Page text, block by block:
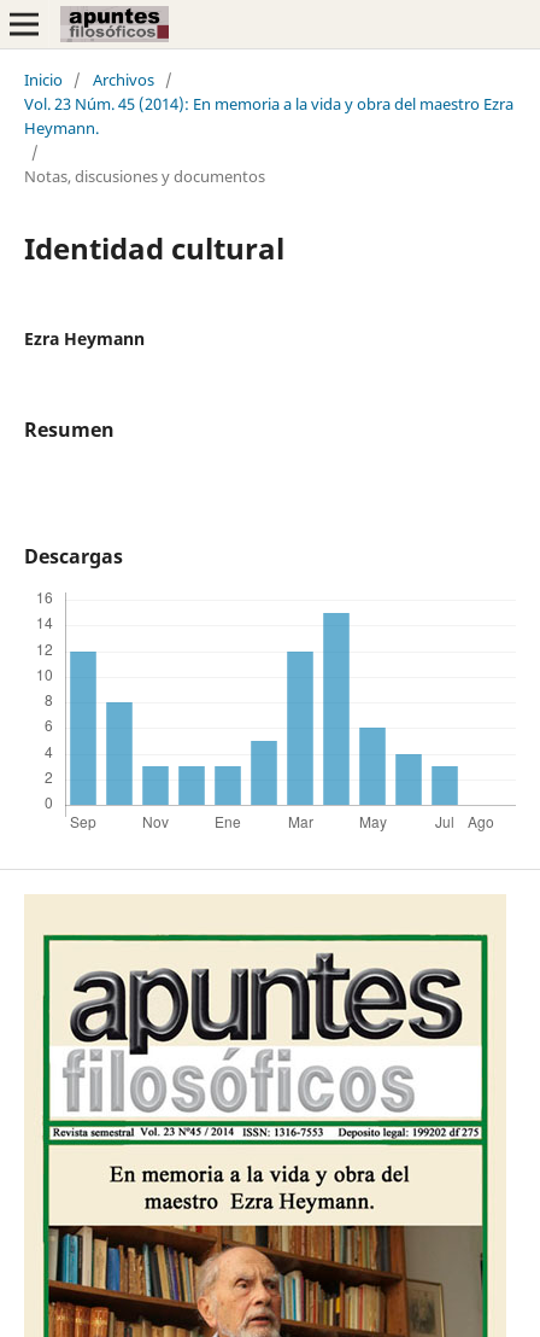
Inicio / Archivos /
Vol. 23 Núm. 45 (2014): En memoria a la vida y obra del maestro Ezra
Heymann.
/
Notas, discusiones y documentos
Identidad cultural
Ezra Heymann
Resumen
Descargas